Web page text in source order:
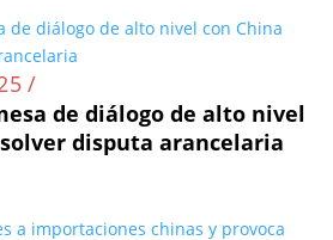
/
de diálogo de alto nivel
disputa arancelaria